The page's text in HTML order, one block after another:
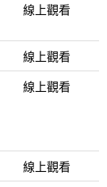
線上觀看
線上觀看
線上觀看
線上觀看